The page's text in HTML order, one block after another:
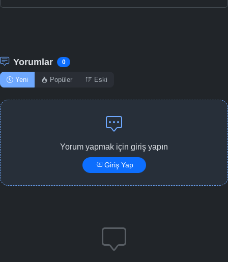
Yorumlar 0
Yeni Popüler Eski
Yorum yapmak için giriş yapın
Giriş Yap